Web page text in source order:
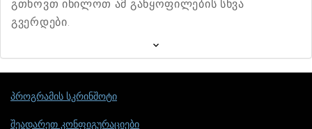
გთხოვთ იხილოთ ამ განყოფილების სხვა
გვერდები.
პროგრამის სკრინშოტი
შეადარეთ კონფიგურაციები